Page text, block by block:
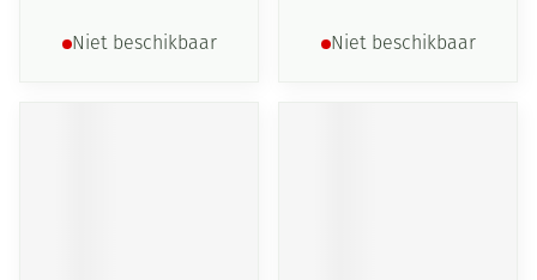
Niet beschikbaar Niet beschikbaar